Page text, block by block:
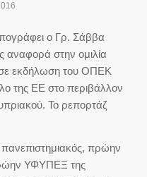
ο Γρ. Σάββα
αναφορά στην ομιλία
εκδήλωση του ΟΠΕΚ
της ΕΕ στο περιβάλλον
Το ρεπορτάζ
πανεπιστημιακός, πρώην
ΥΦΥΠΕΞ της